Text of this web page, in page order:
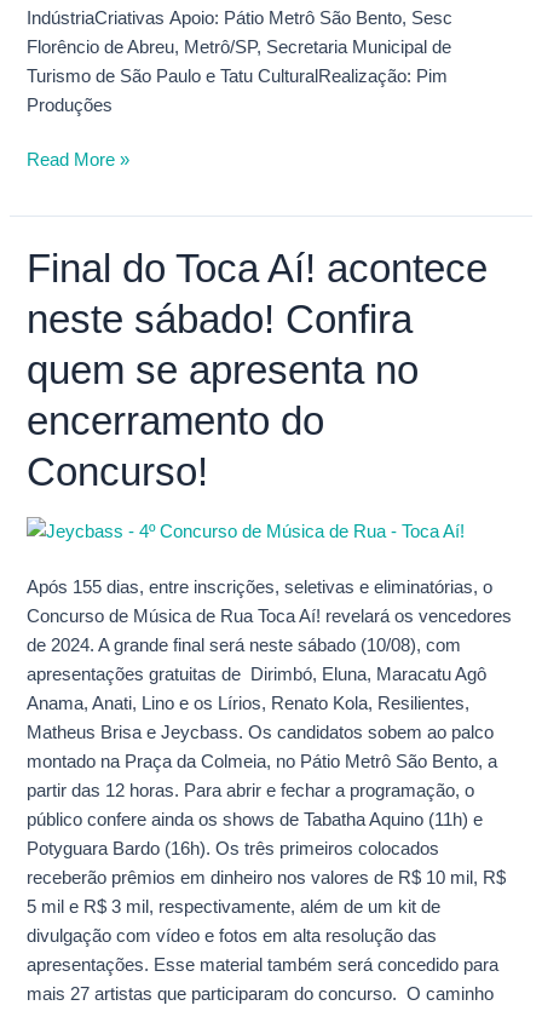
IndústriaCriativas Apoio: Pátio Metrô São Bento, Sesc
Florêncio de Abreu, Metrô/SP, Secretaria Municipal de
Turismo de São Paulo e Tatu CulturalRealização: Pim
Produções
Read More »
Final do Toca Aí! acontece
neste sábado! Confira
quem se apresenta no
encerramento do
Concurso!
Após 155 dias, entre inscrições, seletivas e eliminatórias, o
Concurso de Música de Rua Toca Aí! revelará os vencedores
de 2024. A grande final será neste sábado (10/08), com
apresentações gratuitas de Dirimbó, Eluna, Maracatu Agô
Anama, Anati, Lino e os Lírios, Renato Kola, Resilientes,
Matheus Brisa e Jeycbass. Os candidatos sobem ao palco
montado na Praça da Colmeia, no Pátio Metrô São Bento, a
partir das 12 horas. Para abrir e fechar a programação, o
público confere ainda os shows de Tabatha Aquino (11h) e
Potyguara Bardo (16h). Os três primeiros colocados
receberão prêmios em dinheiro nos valores de R$ 10 mil, R$
5 mil e R$ 3 mil, respectivamente, além de um kit de
divulgação com vídeo e fotos em alta resolução das
apresentações. Esse material também será concedido para
mais 27 artistas que participaram do concurso. O caminho
Final
do
Toca
acontece
sábado!
Confira
quem
se
apresenta
no
encerramento
do